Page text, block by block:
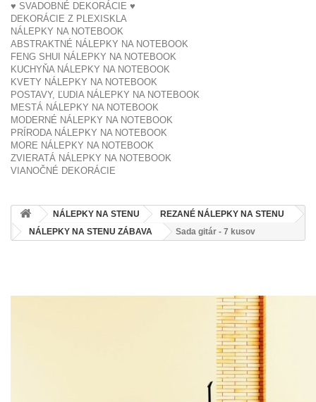
♥ SVADOBNÉ DEKORÁCIE ♥
DEKORÁCIE Z PLEXISKLA
NÁLEPKY NA NOTEBOOK
ABSTRAKTNÉ NÁLEPKY NA NOTEBOOK
FENG SHUI NÁLEPKY NA NOTEBOOK
KUCHYŇA NÁLEPKY NA NOTEBOOK
KVETY NÁLEPKY NA NOTEBOOK
POSTAVY, ĽUDIA NÁLEPKY NA NOTEBOOK
MESTÁ NÁLEPKY NA NOTEBOOK
MODERNÉ NÁLEPKY NA NOTEBOOK
PRÍRODA NÁLEPKY NA NOTEBOOK
MORE NÁLEPKY NA NOTEBOOK
ZVIERATÁ NÁLEPKY NA NOTEBOOK
VIANOČNÉ DEKORÁCIE
NÁLEPKY NA STENU
REZANÉ NÁLEPKY NA STENU
NÁLEPKY NA STENU ZÁBAVA
Sada gitár - 7 kusov